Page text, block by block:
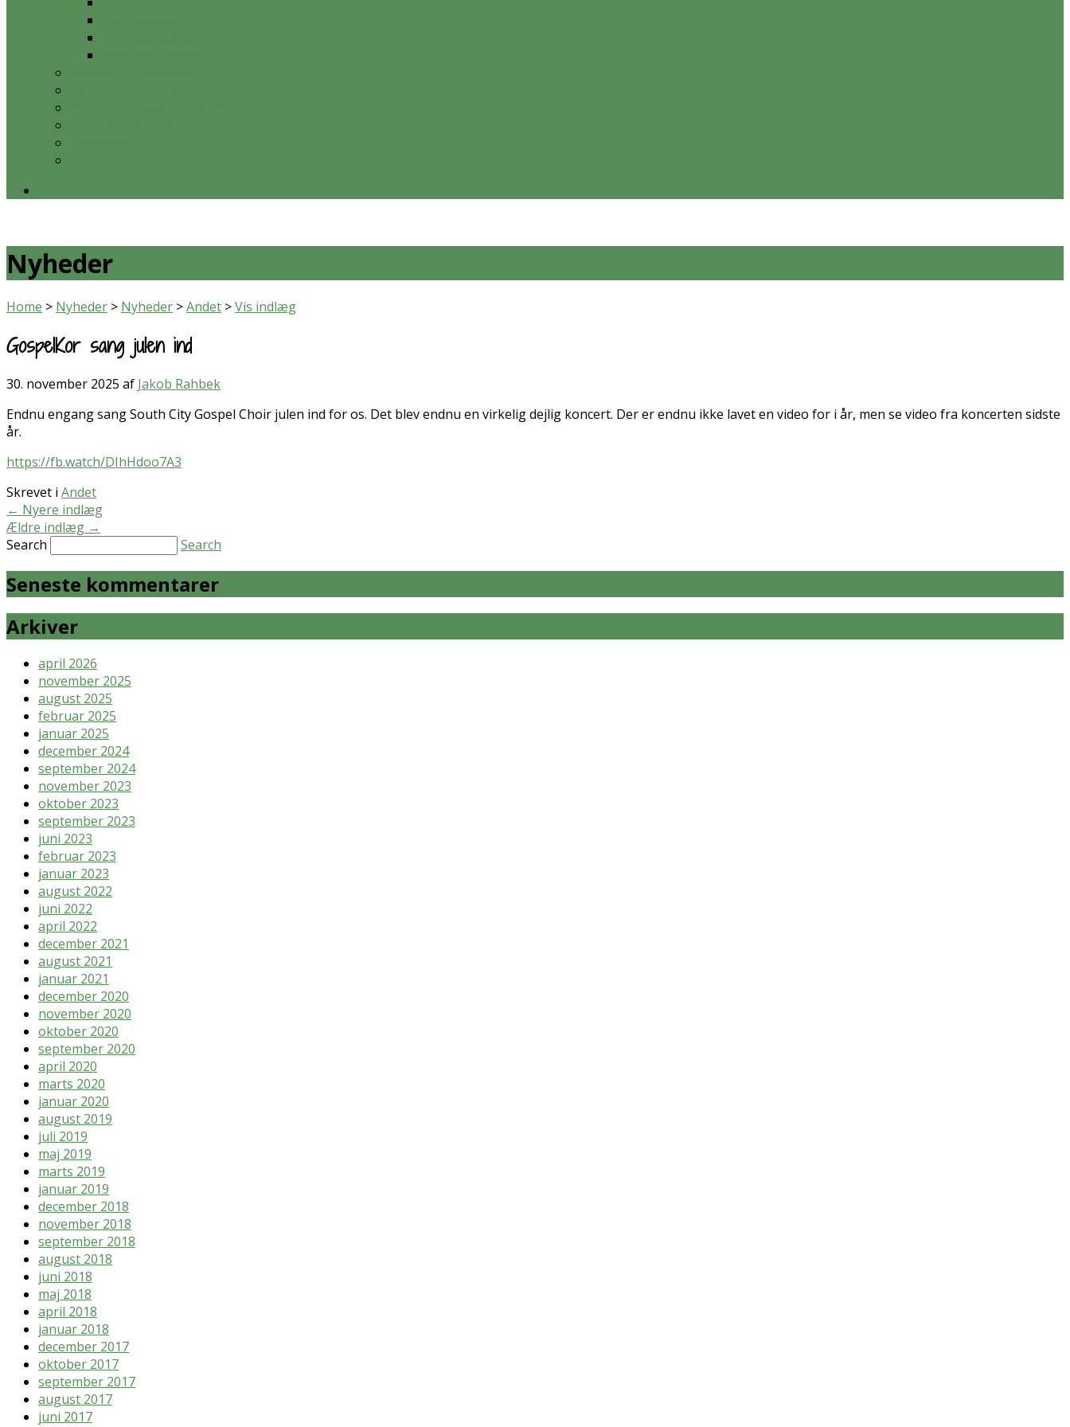
Nyheder
Home > Nyheder > Nyheder >Andet >Vis indlæg
GospelKor sang julen ind
30. november 2025 af Jakob Rahbek
Endnu engang sang South City Gospel Choir julen ind for os. Det blev endnu en virkelig dejlig koncert. Der er endnu ikke lavet en video for i år, men se video fra koncerten sidste
år.
https://fb.watch/DIhHdoo7A3
Skrevet i Andet
← Nyere indlæg
Ældre indlæg →
Search
Search
Seneste kommentarer
Arkiver
april 2026
november 2025
august 2025
februar 2025
januar 2025
december 2024
september 2024
november 2023
oktober 2023
september 2023
juni 2023
februar 2023
januar 2023
august 2022
juni 2022
april 2022
december 2021
august 2021
januar 2021
december 2020
november 2020
oktober 2020
september 2020
april 2020
marts 2020
januar 2020
august 2019
juli 2019
maj 2019
marts 2019
januar 2019
december 2018
november 2018
september 2018
august 2018
juni 2018
maj 2018
april 2018
januar 2018
december 2017
oktober 2017
september 2017
august 2017
juni 2017